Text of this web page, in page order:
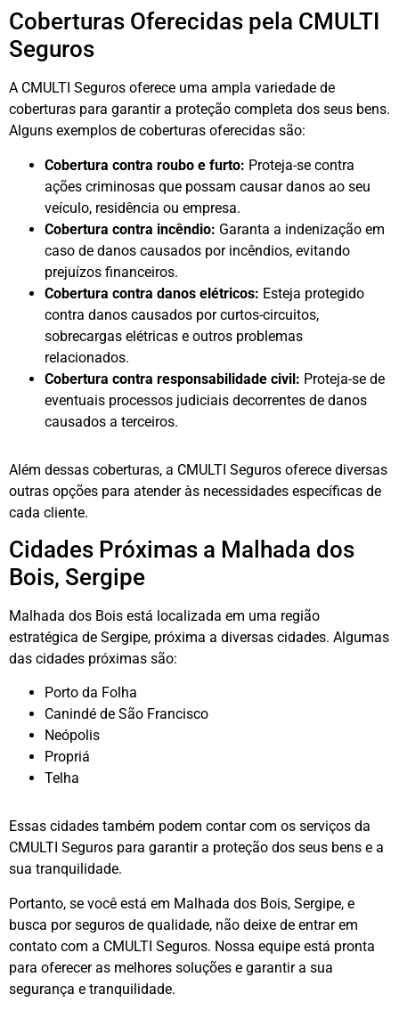
Coberturas Oferecidas pela CMULTI
Seguros
A CMULTI Seguros oferece uma ampla variedade de
coberturas para garantir a proteção completa dos seus bens.
Alguns exemplos de coberturas oferecidas são:
Cobertura contra roubo e furto: Proteja-se contra
ações criminosas que possam causar danos ao seu
veículo, residência ou empresa.
Cobertura contra incêndio: Garanta a indenização em
caso de danos causados por incêndios, evitando
prejuízos financeiros.
Cobertura contra danos elétricos: Esteja protegido
contra danos causados por curtos-circuitos,
sobrecargas elétricas e outros problemas
relacionados.
Cobertura contra responsabilidade civil: Proteja-se de
eventuais processos judiciais decorrentes de danos
causados a terceiros.
Além dessas coberturas, a CMULTI Seguros oferece diversas
outras opções para atender às necessidades específicas de
cada cliente.
Cidades Próximas a Malhada dos
Bois, Sergipe
Malhada dos Bois está localizada em uma região
estratégica de Sergipe, próxima a diversas cidades. Algumas
das cidades próximas são:
Porto da Folha
Canindé de São Francisco
Neópolis
Propriá
Telha
Essas cidades também podem contar com os serviços da
CMULTI Seguros para garantir a proteção dos seus bens e a
sua tranquilidade.
Portanto, se você está em Malhada dos Bois, Sergipe, e
busca por seguros de qualidade, não deixe de entrar em
contato com a CMULTI Seguros. Nossa equipe está pronta
para oferecer as melhores soluções e garantir a sua
segurança e tranquilidade.